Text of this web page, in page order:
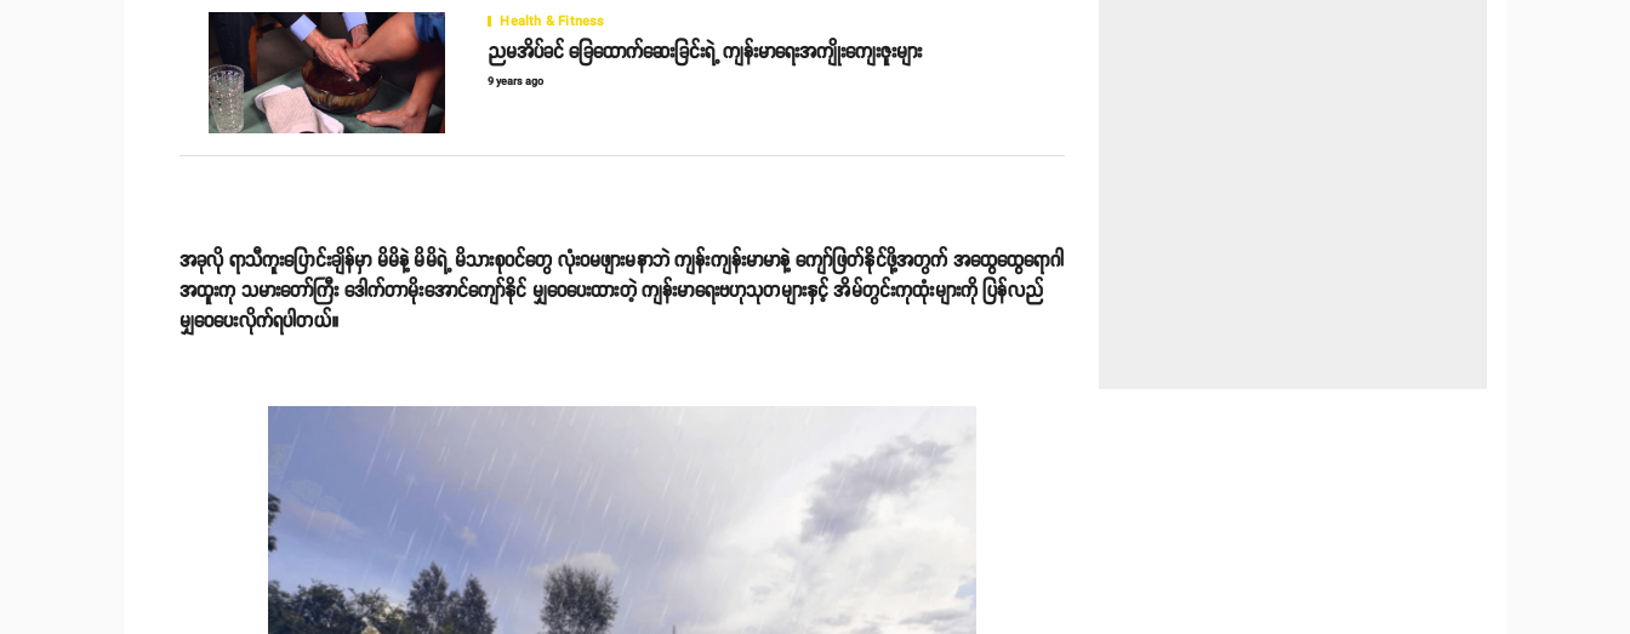
Health & Fitness
ညမအိပ်ခင် ခြေထောက်ဆေးခြင်းရဲ့ ကျန်းမာရေးအကျိုးကျေးဇူးများ
9 years ago
အခုလို ရာသီကူးပြောင်းချိန်မှာ မိမိနဲ့ မိမိရဲ့ မိသားစုဝင်တွေ လုံးဝမဖျားမနာဘဲ ကျန်းကျန်းမာမာနဲ့ ကျော်ဖြတ်နိုင်ဖို့အတွက် အထွေထွေရောဂါ
အထူးကု သမားတော်ကြီး ဒေါက်တာမိုးအောင်ကျော်နိုင် မျှဝေပေးထားတဲ့ ကျန်းမာရေးဗဟုသုတများနှင့် အိမ်တွင်းကုထုံးများကို ပြန်လည်
မျှဝေပေးလိုက်ရပါတယ်။